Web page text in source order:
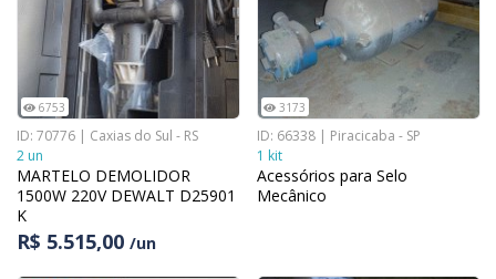
6753
ID: 70776 | Caxias do Sul - RS
2 un
MARTELO DEMOLIDOR
1500W 220V DEWALT D25901
K
R$ 5.515,00 /un
3173
ID: 66338 | Piracicaba - SP
1 kit
Acessórios para Selo
Mecânico